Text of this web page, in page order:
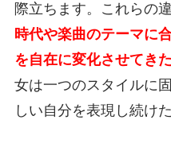
際立ちます。これらの
時代や楽曲のテーマに
を自在に変化させてきた
女は一つのスタイルに
しい自分を表現し続け